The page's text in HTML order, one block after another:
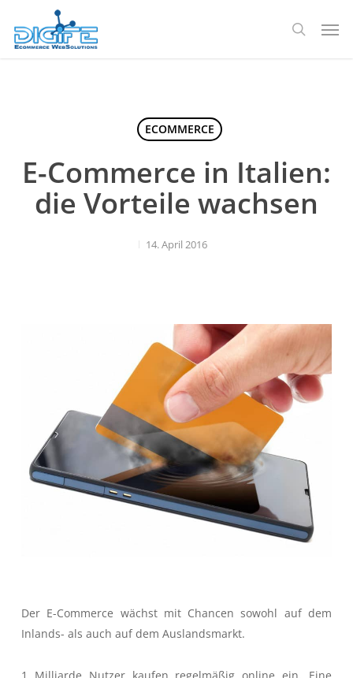
Hauptinhalt
springen
Suche
ECOMMERCE
E-Commerce in Italien:
die Vorteile wachsen
14. April 2016
Der E-Commerce wächst mit Chancen sowohl auf dem
Inlands- als auch auf dem Auslandsmarkt.
1 Milliarde Nutzer kaufen regelmäßig online ein. Eine